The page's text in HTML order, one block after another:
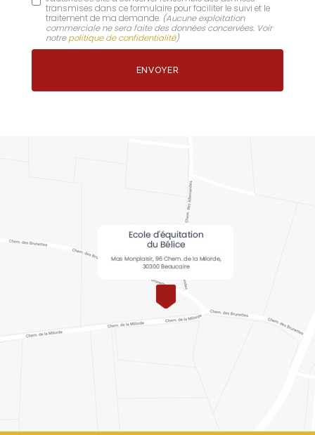
transmises dans ce formulaire pour faciliter le suivi et le
traitement de ma demande. (Aucune exploitation
commerciale ne sera faite des données concervées. Voir
notrepolitique de confidentialité)